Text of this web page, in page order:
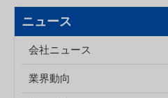
ニュース
会社ニュース
業界動向
はねじ径が4.10 mmであること
ん。これは、容器とキャップを
る、2つの要素からなる包装規格